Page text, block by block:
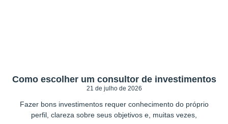
Como escolher um consultor de investimentos
21 de julho de 2026
Fazer bons investimentos requer conhecimento do próprio
perfil, clareza sobre seus objetivos e, muitas vezes,